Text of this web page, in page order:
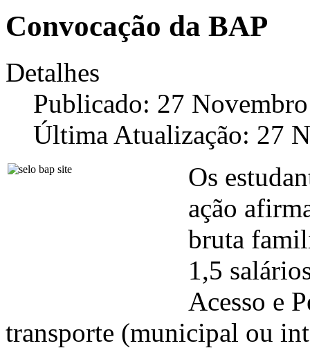
Convocação da BAP
Detalhes
Publicado: 27
Última Atualização: 27
Os
ação
bruta
1,5
Acesso e
transporte (municipal ou